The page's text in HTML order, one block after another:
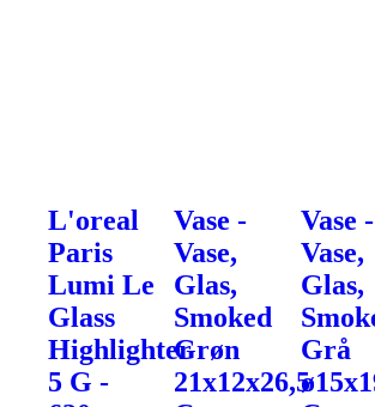
L'oreal
Paris
Lumi Le
Glass
Highlighter
5 G -
Vase -
Vase,
Glas,
Smoked
Grøn
21x12x26,5
Vase -
Vase,
Glas,
Grå